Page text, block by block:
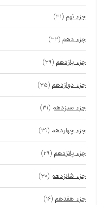
جزء نهم (۳۱)
جزء دهم (۳۲)
جزء یازدهم (۳۹)
جزء دوازدهم (۳۵)
جزء سیزدهم (۳۱)
جزء چهاردهم (۲۹)
جزء پانزدهم (۲۹)
جزء شانزدهم (۳۰)
جزء هفدهم (۱۶)